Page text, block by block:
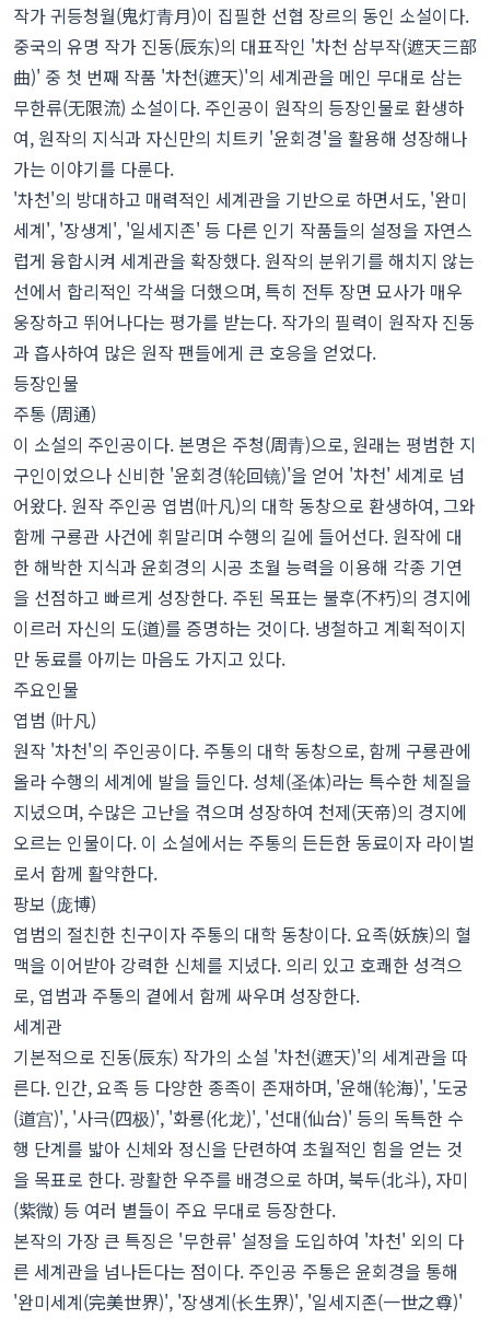
작가 귀등청월(鬼灯青月)이 집필한 선협 장르의 동인 소설이다.
중국의 유명 작가 진동(辰东)의 대표작인 '차천 삼부작(遮天三部
曲)' 중 첫 번째 작품 '차천(遮天)'의 세계관을 메인 무대로 삼는
무한류(无限流) 소설이다. 주인공이 원작의 등장인물로 환생하
여, 원작의 지식과 자신만의 치트키 '윤회경'을 활용해 성장해나
가는 이야기를 다룬다.
'차천'의 방대하고 매력적인 세계관을 기반으로 하면서도, '완미
세계', '장생계', '일세지존' 등 다른 인기 작품들의 설정을 자연스
럽게 융합시켜 세계관을 확장했다. 원작의 분위기를 해치지 않는
선에서 합리적인 각색을 더했으며, 특히 전투 장면 묘사가 매우
웅장하고 뛰어나다는 평가를 받는다. 작가의 필력이 원작자 진동
과 흡사하여 많은 원작 팬들에게 큰 호응을 얻었다.
등장인물
주통 (周通)
이 소설의 주인공이다. 본명은 주청(周青)으로, 원래는 평범한 지
구인이었으나 신비한 '윤회경(轮回镜)'을 얻어 '차천' 세계로 넘
어왔다. 원작 주인공 엽범(叶凡)의 대학 동창으로 환생하여, 그와
함께 구룡관 사건에 휘말리며 수행의 길에 들어선다. 원작에 대
한 해박한 지식과 윤회경의 시공 초월 능력을 이용해 각종 기연
을 선점하고 빠르게 성장한다. 주된 목표는 불후(不朽)의 경지에
이르러 자신의 도(道)를 증명하는 것이다. 냉철하고 계획적이지
만 동료를 아끼는 마음도 가지고 있다.
주요인물
엽범 (叶凡)
원작 '차천'의 주인공이다. 주통의 대학 동창으로, 함께 구룡관에
올라 수행의 세계에 발을 들인다. 성체(圣体)라는 특수한 체질을
지녔으며, 수많은 고난을 겪으며 성장하여 천제(天帝)의 경지에
오르는 인물이다. 이 소설에서는 주통의 든든한 동료이자 라이벌
로서 함께 활약한다.
팡보 (庞博)
엽범의 절친한 친구이자 주통의 대학 동창이다. 요족(妖族)의 혈
맥을 이어받아 강력한 신체를 지녔다. 의리 있고 호쾌한 성격으
로, 엽범과 주통의 곁에서 함께 싸우며 성장한다.
세계관
기본적으로 진동(辰东) 작가의 소설 '차천(遮天)'의 세계관을 따
른다. 인간, 요족 등 다양한 종족이 존재하며, '윤해(轮海)', '도궁
(道宫)', '사극(四极)', '화룡(化龙)', '선대(仙台)' 등의 독특한 수
행 단계를 밟아 신체와 정신을 단련하여 초월적인 힘을 얻는 것
을 목표로 한다. 광활한 우주를 배경으로 하며, 북두(北斗), 자미
(紫微) 등 여러 별들이 주요 무대로 등장한다.
본작의 가장 큰 특징은 '무한류' 설정을 도입하여 '차천' 외의 다
른 세계관을 넘나든다는 점이다. 주인공 주통은 윤회경을 통해
'완미세계(完美世界)', '장생계(长生界)', '일세지존(一世之尊)'